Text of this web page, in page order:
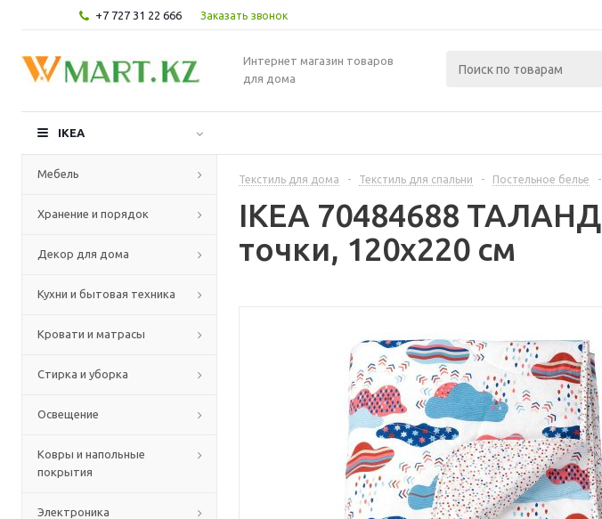
+7 727 31 22 666 Заказать звонок
Интернет магазин товаров
для дома
IKEA
Мебель
Хранение и порядок
Декор для дома
Кухни и бытовая техника
Кровати и матрасы
Стирка и уборка
Освещение
Ковры и напольные
покрытия
Электроника
Текстиль для дома - Текстиль для спальни - Постельное белье -
IKEA 70484688
точки, 120x220 см